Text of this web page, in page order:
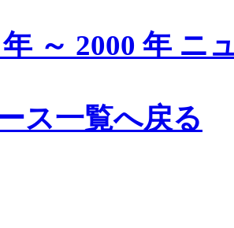
年 ～ 2000 年 ニ
ス一覧へ戻る